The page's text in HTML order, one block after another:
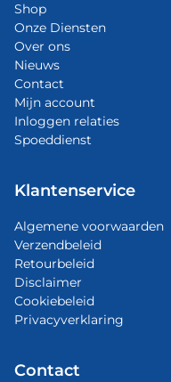
Shop
Onze Diensten
Over ons
Nieuws
Contact
Mijn account
Inloggen relaties
Spoeddienst
Klantenservice
Algemene voorwaarden
Verzendbeleid
Retourbeleid
Disclaimer
Cookiebeleid
Privacyverklaring
Contact